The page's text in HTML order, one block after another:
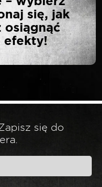
MM 13
się, jak
osiągnąć
efekty!
się do